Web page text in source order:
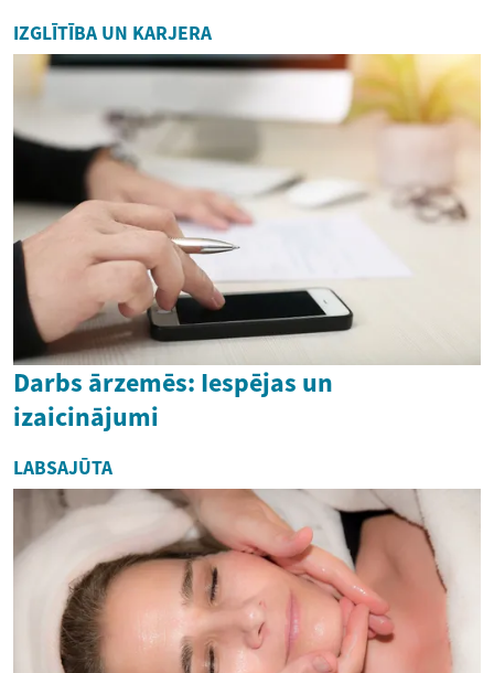
IZGLĪTĪBA UN KARJERA
Darbs ārzemēs: Iespējas un
izaicinājumi
LABSAJŪTA